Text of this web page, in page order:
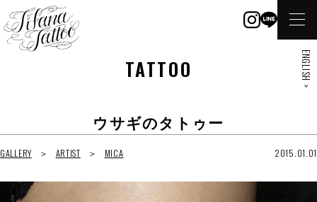
TATTOO
ウサギのタトゥー
GALLERY ARTIST MICA 2015.01.01
ENGLISH >